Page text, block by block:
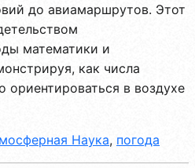
до авиамаршрутов. Этот
математики и
как числа
ориентироваться в воздухе
Наука, погода